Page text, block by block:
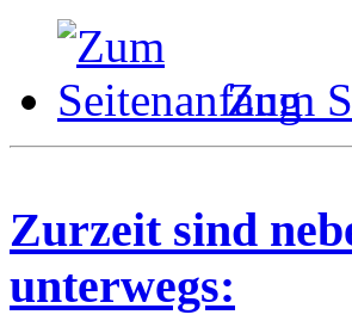
Zum
Zurzeit sind
unterwegs: